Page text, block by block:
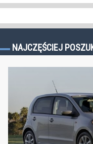
NAJCZĘŚCIEJ